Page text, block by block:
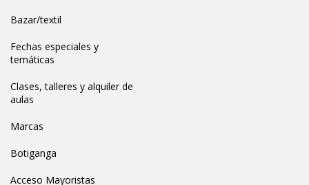
Bazar/textil
Fechas especiales y
temáticas
Clases, talleres y alquiler de
aulas
Marcas
Botiganga
Acceso Mayoristas